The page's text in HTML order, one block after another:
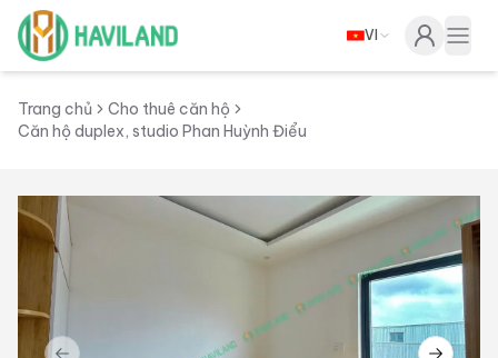
Haviland
VI
Trang chủ
Cho thuê căn hộ
Căn hộ duplex, studio Phan Huỳnh Điểu